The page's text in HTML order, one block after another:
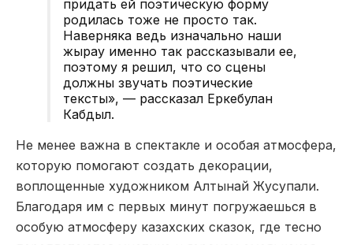
придать ей поэтическую форму
родилась тоже не просто так.
Наверняка ведь изначально наши
жырау именно так рассказывали ее,
поэтому я решил, что со сцены
должны звучать поэтические
тексты», — рассказал Еркебулан
Кабдыл.
Не менее важна в спектакле и особая атмосфера,
которую помогают создать декорации,
воплощенные художником Алтынай Жусупали.
Благодаря им с первых минут погружаешься в
особую атмосферу казахских сказок, где тесно